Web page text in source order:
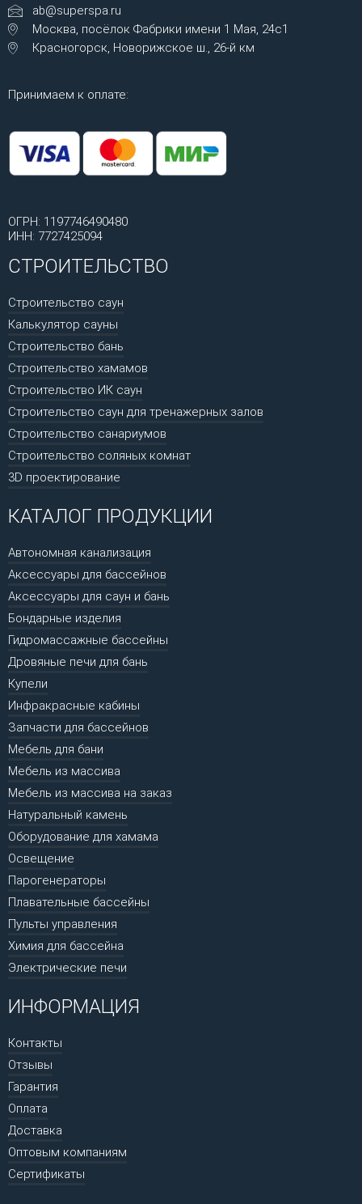
ab@superspa.ru
Москва, посёлок Фабрики имени 1 Мая, 24с1
Красногорск, Новорижское ш., 26-й км
Принимаем к оплате:
ОГРН: 1197746490480
ИНН: 7727425094
СТРОИТЕЛЬСТВО
Строительство саун
Калькулятор сауны
Строительство бань
Строительство хамамов
Строительство ИК саун
Строительство саун для тренажерных залов
Строительство санариумов
Строительство соляных комнат
3D проектирование
КАТАЛОГ ПРОДУКЦИИ
Автономная канализация
Аксессуары для бассейнов
Аксессуары для саун и бань
Бондарные изделия
Гидромассажные бассейны
Дровяные печи для бань
Купели
Инфракрасные кабины
Запчасти для бассейнов
Мебель для бани
Мебель из массива
Мебель из массива на заказ
Натуральный камень
Оборудование для хамама
Освещение
Парогенераторы
Плавательные бассейны
Пульты управления
Химия для бассейна
Электрические печи
ИНФОРМАЦИЯ
Контакты
Отзывы
Гарантия
Оплата
Доставка
Оптовым компаниям
Сертификаты